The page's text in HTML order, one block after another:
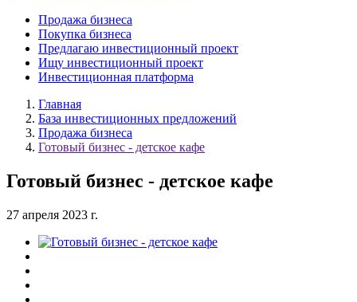
Продажа бизнеса
Покупка бизнеса
Предлагаю инвестиционный проект
Ищу инвестиционный проект
Инвестиционная платформа
Главная
База инвестиционных предложений
Продажа бизнеса
Готовый бизнес - детское кафе
Готовый бизнес - детское кафе
27 апреля 2023 г.